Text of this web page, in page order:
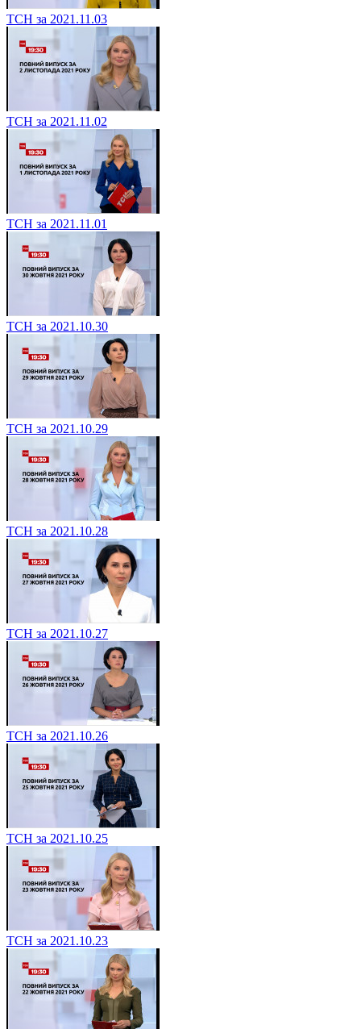
ТСН за 2021.11.03
ТСН за 2021.11.02
ТСН за 2021.11.01
ТСН за 2021.10.30
ТСН за 2021.10.29
ТСН за 2021.10.28
ТСН за 2021.10.27
ТСН за 2021.10.26
ТСН за 2021.10.25
ТСН за 2021.10.23